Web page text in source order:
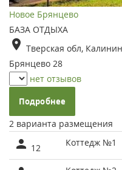
Новое Брянцево
БАЗА ОТДЫХА
Тверская обл,
Брянцево 28
нет отзывов
Подробнее
2 варианта размещения
12 Коттедж №1